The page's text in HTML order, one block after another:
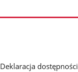
Deklaracja dostępności